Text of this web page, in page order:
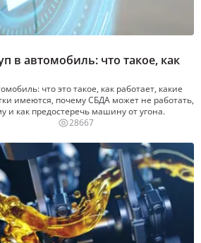
в автомобиль: что такое, как
что это такое, как работает, какие
имеются, почему СБДА может не работать,
и как предостеречь машину от угона.
28667